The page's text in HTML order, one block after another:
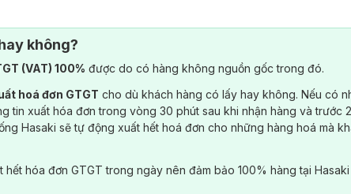
không?
(VAT) 100% được do có hàng không nguồn gốc trong đó.
hoá đơn GTGT cho dù khách hàng có lấy hay không. Nếu có
tin xuất hóa đơn trong vòng 30 phút sau khi nhận hàng và trước
Hasaki sẽ tự động xuất hết hoá đơn cho những hàng hoá mà
hóa đơn GTGT trong ngày nên đảm bảo 100% hàng tại